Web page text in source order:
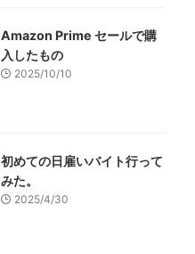
Amazon Prime セールで購
入したもの
2025/10/10
初めての日雇いバイト行って
みた。
2025/4/30